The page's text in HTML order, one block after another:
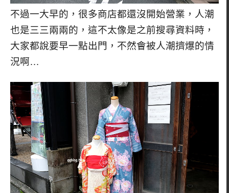
不過一大早的，很多商店都還沒開始營業，人潮
也是三三兩兩的，這不太像是之前搜尋資料時，
大家都說要早一點出門，不然會被人潮擠爆的情
況啊…